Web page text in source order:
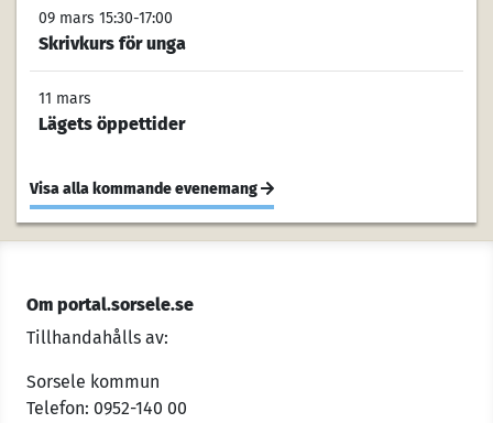
09 mars 15:30-17:00
Skrivkurs för unga
11 mars
Lägets öppettider
Visa alla kommande evenemang
Om portal.sorsele.se
Tillhandahålls av:
Sorsele kommun
Telefon: 0952-140 00